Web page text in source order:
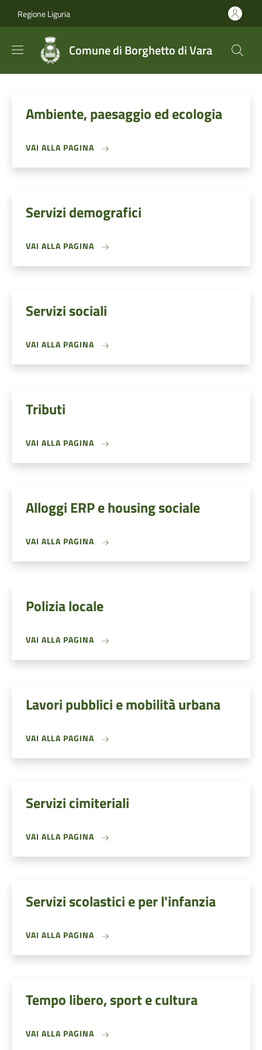
Regione Liguria
Comune di Borghetto di Vara
Ambiente, paesaggio ed ecologia
VAI ALLA PAGINA
Servizi demografici
VAI ALLA PAGINA
Servizi sociali
VAI ALLA PAGINA
Tributi
VAI ALLA PAGINA
Alloggi ERP e housing sociale
VAI ALLA PAGINA
Polizia locale
VAI ALLA PAGINA
Lavori pubblici e mobilità urbana
VAI ALLA PAGINA
Servizi cimiteriali
VAI ALLA PAGINA
Servizi scolastici e per l'infanzia
VAI ALLA PAGINA
Tempo libero, sport e cultura
VAI ALLA PAGINA